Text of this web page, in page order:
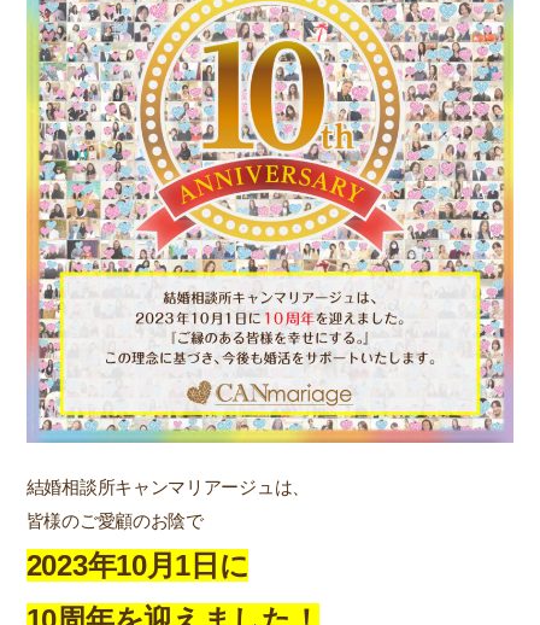
結婚相談所キャンマリアージュは、
皆様のご愛顧のお陰で
2023年10月1日に